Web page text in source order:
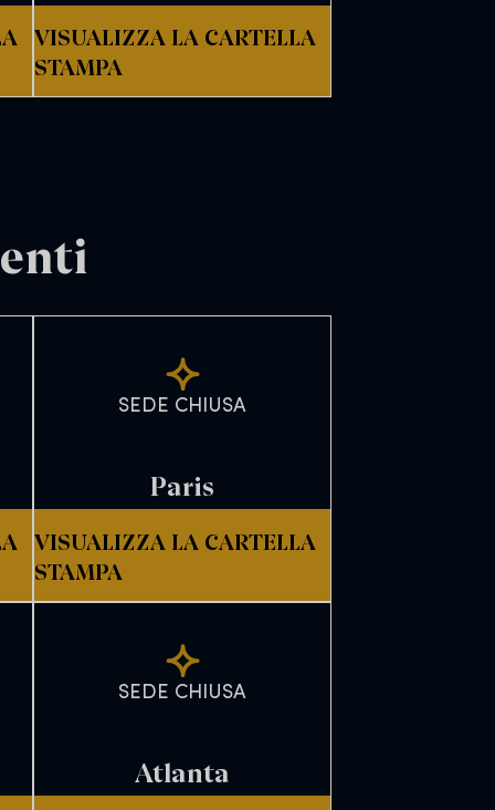
VISUALIZZA LA CARTELLA
STAMPA
SEDE CHIUSA
Paris
VISUALIZZA LA CARTELLA
STAMPA
SEDE CHIUSA
Atlanta